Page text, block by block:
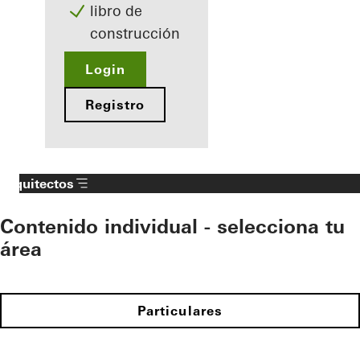
libro de
construcción
Login
Registro
Arquitectos
Contenido individual - selecciona tu
área
Particulares